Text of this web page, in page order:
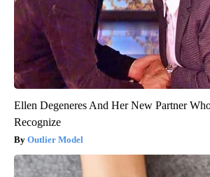
Ellen Degeneres And Her New Partner
Recognize
Outlier Model